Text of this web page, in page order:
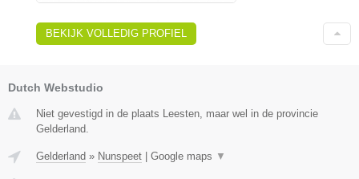
BEKIJK VOLLEDIG PROFIEL
Dutch Webstudio
Niet gevestigd in de plaats Leesten, maar wel in de provincie
Gelderland.
Gelderland » Nunspeet Google maps ▼